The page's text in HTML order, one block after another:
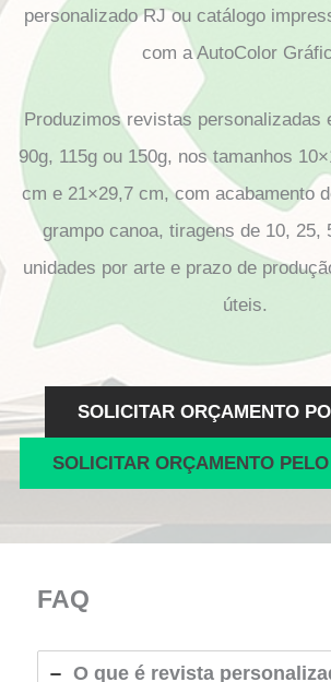
personalizado RJ ou catálogo
com a AutoColor
Produzimos revistas personalizadas
90g, 115g ou 150g, nos tamanhos
cm e 21×29,7 cm, com acabamento
grampo canoa, tiragens de 10, 25,
unidades por arte e prazo de
úteis.
SOLICITAR ORÇAMENTO
SOLICITAR ORÇAMENTO
FAQ
O que é revista